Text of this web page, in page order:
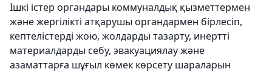
Ішкі істер органдары коммуналдық қызметтермен
және жергілікті атқарушы органдармен бірлесіп,
кептелістерді жою, жолдарды тазарту, инертті
материалдарды себу, эвакуациялау және
азаматтарға шұғыл көмек көрсету шараларын